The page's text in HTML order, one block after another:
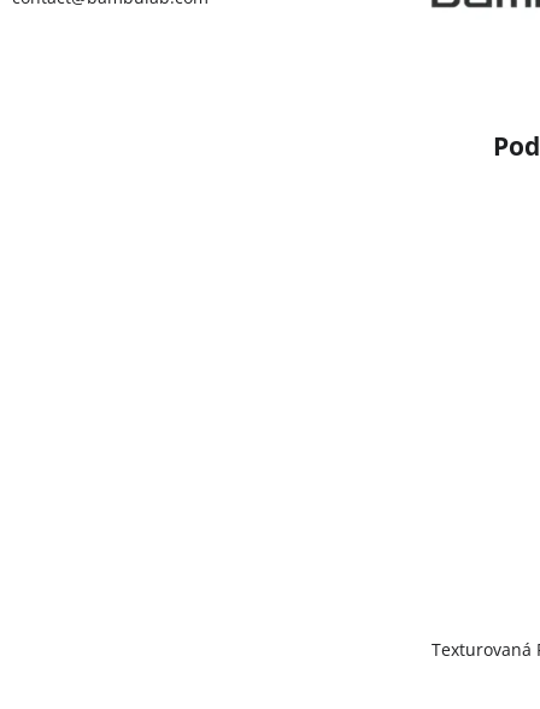
Texturovaná